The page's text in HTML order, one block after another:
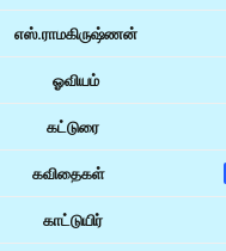
எஸ்.ராமகிருஷ்ணன்
ஓவியம்
கட்டுரை
கவிதைகள்
காட்டுயிர்